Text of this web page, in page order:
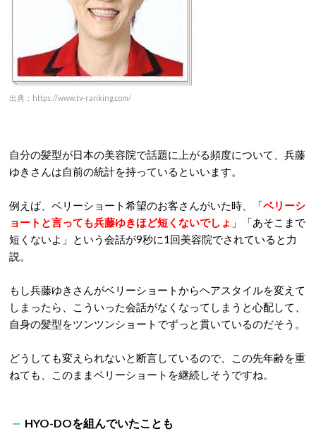
出典：https://www.tv-ranking.com/
自分の髪型が日本の美容院で話題に上がる頻度について、兵藤
ゆきさんは自前の統計を持っているといいます。
例えば、ベリーショート希望のお客さんがいた時、「ベリーシ
ョートと言っても兵藤ゆきほど短くないでしょ 」「あそこまで
短くないよ」という会話が9秒に1回美容院でされていると力
説。
もし兵藤ゆきさんがベリーショートからヘアスタイルを変えて
しまったら、こういった会話がなくなってしまうと心配して、
自身の髪型をツンツンショートでずっと貫いているのだそう。
どうしても変えられないと断言しているので、この先年齢を重
ねても、このままベリーショートを継続しそうですね。
HYO-DOを組んでいたことも